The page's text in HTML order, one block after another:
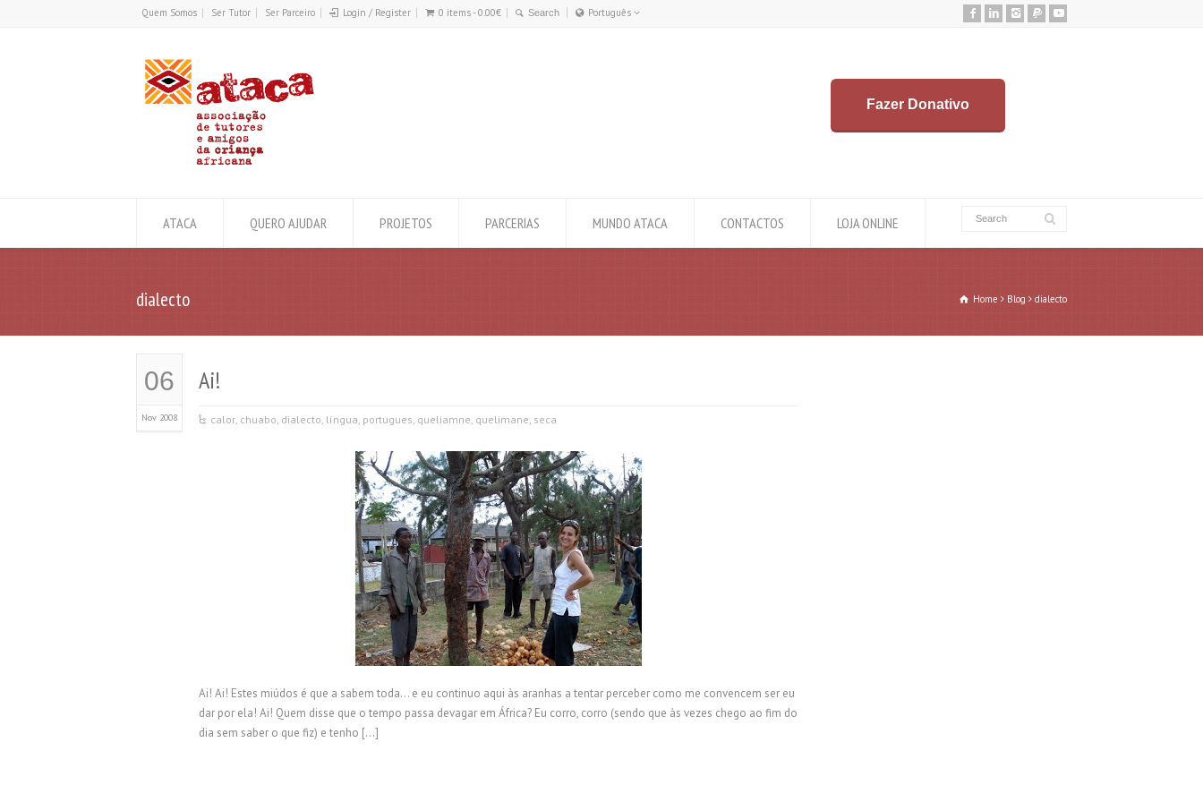
Quem Somos Ser Tutor Ser Parceiro Login / Register 0 items -0.00€
Português
Fazer Donativo
ATACA QUERO AJUDAR PROJETOS PARCERIAS MUNDO ATACA CONTACTOS LOJA ONLINE
dialecto Home Blog dialecto
06
Nov 2008
Ai!
calor, chuabo, dialecto, língua, portugues, queliamne, quelimane, seca
Ai! Ai! Estes miúdos é que a sabem toda… e eu continuo aqui às aranhas a tentar perceber como me convencem ser eu
dar por ela! Ai! Quem disse que o tempo passa devagar em África? Eu corro, corro (sendo que às vezes chego ao fim do
dia sem saber o que fiz) e tenho […]